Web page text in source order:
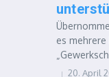
es
20. April